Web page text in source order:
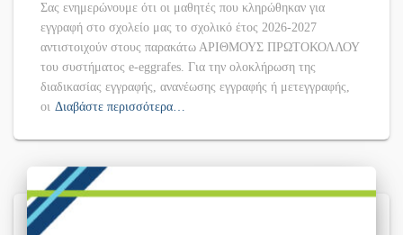
Σας ενημερώνουμε ότι οι μαθητές που κληρώθηκαν για
εγγραφή στο σχολείο μας το σχολικό έτος 2026-2027
αντιστοιχούν στους παρακάτω ΑΡΙΘΜΟΥΣ ΠΡΩΤΟΚΟΛΛΟΥ
του συστήματος e-eggrafes. Για την ολοκλήρωση της
διαδικασίας εγγραφής, ανανέωσης εγγραφής ή μετεγγραφής,
οι Διαβάστε περισσότερα…